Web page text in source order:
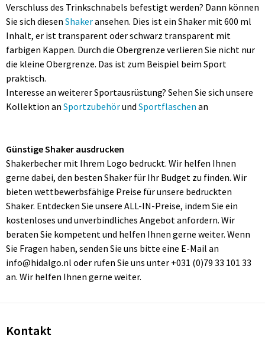
Verschluss des Trinkschnabels befestigt werden? Dann können
Sie sich diesen Shakeransehen. Dies ist ein Shaker mit 600 ml
Inhalt, er ist transparent oder schwarz transparent mit
farbigen Kappen. Durch die Obergrenze verlieren Sie nicht nur
die kleine Obergrenze. Das ist zum Beispiel beim Sport
praktisch.
Interesse an weiterer Sportausrüstung? Sehen Sie sich unsere
Kollektion an Sportzubehörund Sportflaschen an
Günstige Shaker ausdrucken
Shakerbecher mit Ihrem Logo bedruckt. Wir helfen Ihnen
gerne dabei, den besten Shaker für Ihr Budget zu finden. Wir
bieten wettbewerbsfähige Preise für unsere bedruckten
Shaker. Entdecken Sie unsere ALL-IN-Preise, indem Sie ein
kostenloses und unverbindliches Angebot anfordern. Wir
beraten Sie kompetent und helfen Ihnen gerne weiter. Wenn
Sie Fragen haben, senden Sie uns bitte eine E-Mail an
info@hidalgo.nl oder rufen Sie uns unter +031 (0)79 33 101 33
an. Wir helfen Ihnen gerne weiter.
Kontakt